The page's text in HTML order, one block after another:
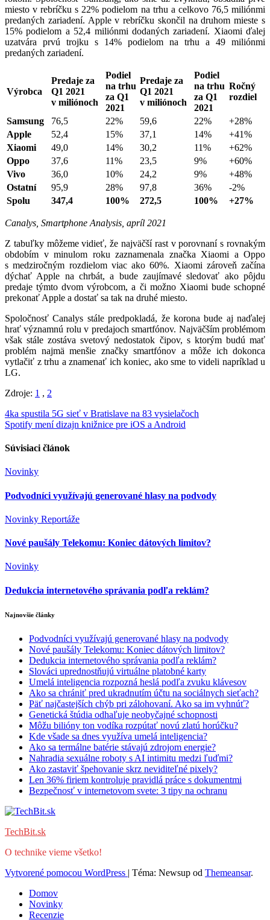
miesto v rebríčku s 22% podielom na trhu a celkovo 76,5 miliónmi
predaných zariadení. Apple v rebríčku skončil na druhom mieste s
15% podielom a 52,4 miliónmi dodaných zariadení. Xiaomi ďalej
uzatvára prvú trojku s 14% podielom na trhu a 49 miliónmi
predaných zariadení.
Výrobca
Predaje za
Q1 2021
v miliónoch
Podiel
na trhu
za Q1
2021
Predaje za
Q1 2021
v miliónoch
Podiel
na trhu
za Q1
2021
Ročný
rozdiel
Samsung 76,5 22% 59,6 22%
+28%
Apple
52,4 15% 37,1 14%
+41%
Xiaomi
49,0 14% 30,2 11%
+62%
Oppo
37,6 11% 23,5 9%
+60%
Vivo
36,0 10% 24,2 9%
+48%
Ostatní
95,9 28% 97,8 36%
-2%
Spolu
347,4 100% 272,5 100% +27%
Canalys, Smartphone Analysis, apríl 2021
Z tabuľky môžeme vidieť, že najväčší rast v porovnaní s rovnakým
obdobím v minulom roku zaznamenala značka Xiaomi a Oppo
s medziročným rozdielom viac ako 60%. Xiaomi zároveň začína
dýchať Apple na chrbát, a bude zaujímavé sledovať ako pôjdu
predaje týmto dvom výrobcom, a či možno Xiaomi bude schopné
prekonať Apple a dostať sa tak na druhé miesto.
Spoločnosť Canalys stále predpokladá, že korona bude aj naďalej
hrať významnú rolu v predajoch smartfónov. Najväčším problémom
však stále zostáva svetový nedostatok čipov, s ktorým budú mať
problém najmä menšie značky smartfónov a môže ich dokonca
vytlačiť z trhu a znamenať ich koniec, ako sme to videli napríklad u
LG.
Zdroje: 1 , 2
Navigácia
v
článku
4ka spustila 5G sieť v Bratislave na 83 vysielačoch
Spotify mení dizajn knižnice pre iOS a Android
Súvisiaci článok
Novinky
Podvodníci využívajú generované hlasy na podvody
Novinky Reportáže
Nové paušály Telekomu: Koniec dátových limitov?
Novinky
Dedukcia internetového správania podľa reklám?
Najnovšie články
Podvodníci využívajú generované hlasy na podvody
Nové paušály Telekomu: Koniec dátových limitov?
Dedukcia internetového správania podľa reklám?
Slováci uprednostňujú virtuálne platobné karty
Umelá inteligencia rozpozná heslá podľa zvuku klávesov
Ako sa chrániť pred ukradnutím účtu na sociálnych sieťach?
Päť najčastejších chýb pri zálohovaní. Ako sa im vyhnúť?
Genetická štúdia odhaľuje neobyčajné schopnosti
Môžu bilióny ton vodíka rozpútať novú zlatú horúčku?
Kde všade sa dnes využíva umelá inteligencia?
Ako sa termálne batérie stávajú zdrojom energie?
Nahradia sexuálne roboty s AI intimitu medzi ľuďmi?
Ako zastaviť špehovanie skrz neviditeľné pixely?
Len 36% firiem kontroluje pravidlá práce s dokumentmi
Bezpečnosť v internetovom svete: 3 tipy na ochranu
TechBit.sk
O technike vieme všetko!
Vytvorené pomocou WordPress | Téma: Newsup od Themeansar.
Domov
Novinky
Recenzie